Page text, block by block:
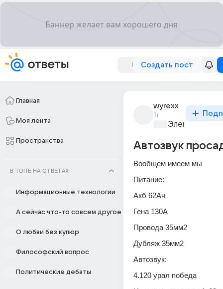
Создать пост
Главная
Моя лента
Пространства
В ТОПЕ НА ОТВЕТАХ
Информационные технологии
А сейчас что-то совсем другое
О любви без купюр
Философский вопрос
Политические дебаты
wyrexx
1г
Электроника
Автозвук
Вообщем имеем мы
Питание:
Акб 62Ач
Гена 130А
Провода 35мм2
Дубляж 35мм2
Автозвук:
4.120 урал победа